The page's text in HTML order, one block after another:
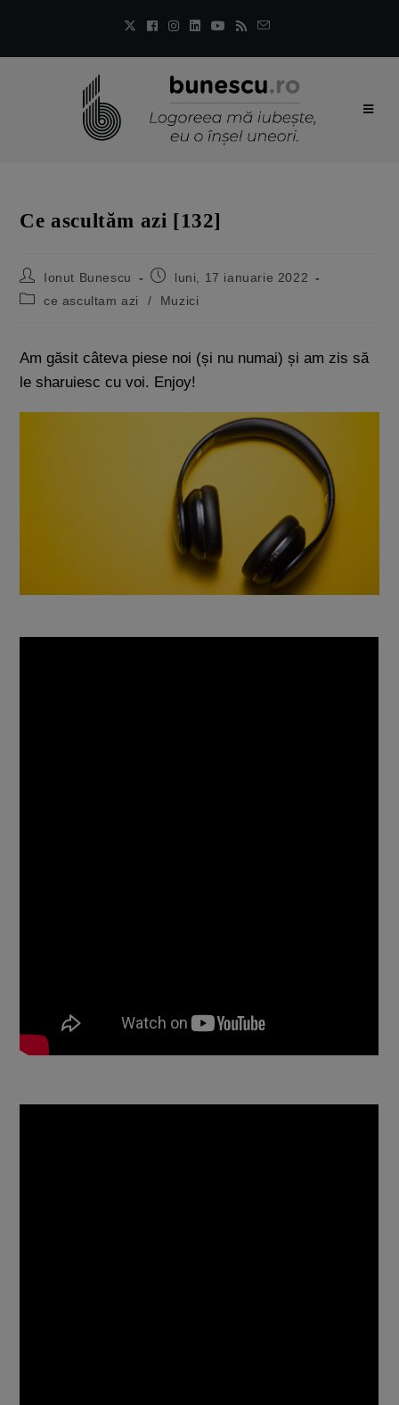
Ce ascultăm azi [132]
Ionut Bunescu
luni, 17 ianuarie 2022
ce ascultam azi
/ Muzici
Am găsit câteva piese noi (și nu numai) și am zis să
le sharuiesc cu voi. Enjoy!